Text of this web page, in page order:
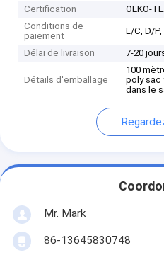
Certification
OEKO-
Conditions de
paiement
L/C, D/
Délai de livraison 7-20
Détails d'emballage
100
poly sac
dans le
Mr. Mark
86-13645830748